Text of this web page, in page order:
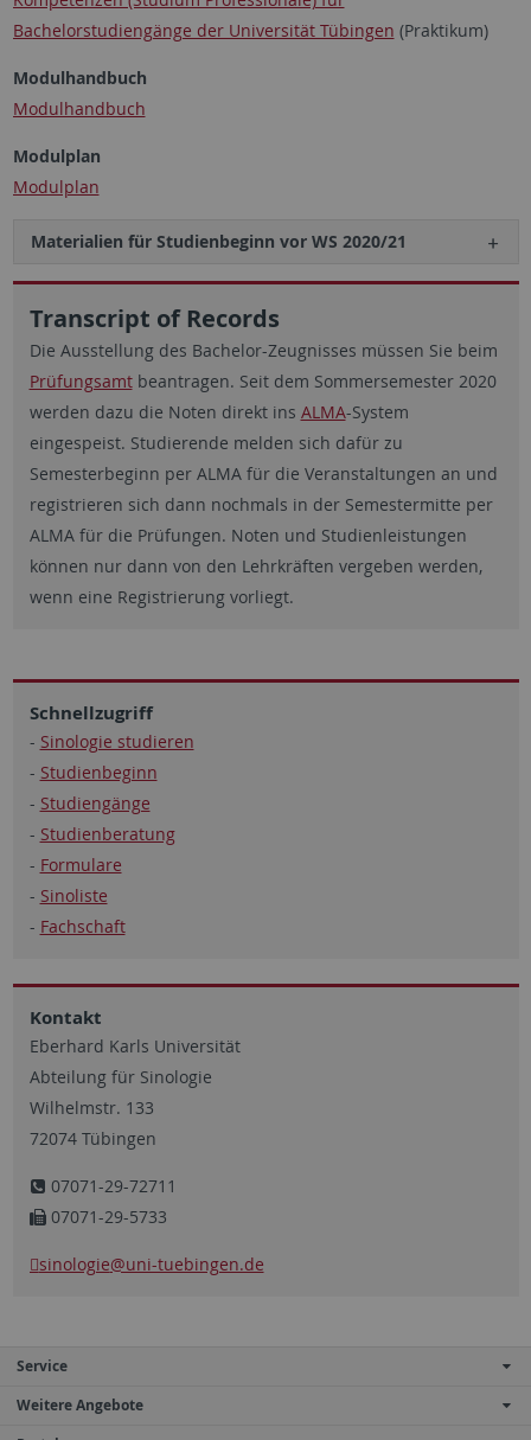
Bachelorstudiengänge der Universität Tübingen (Praktikum)
Modulhandbuch
Modulhandbuch
Modulplan
Modulplan
Materialien für Studienbeginn vor WS 2020/21
Transcript of Records
Die Ausstellung des Bachelor-Zeugnisses müssen Sie beim
Prüfungsamtbeantragen. Seit dem Sommersemester 2020
werden dazu die Noten direkt ins ALMA-System
eingespeist. Studierende melden sich dafür zu
Semesterbeginn per ALMA für die Veranstaltungen an und
registrieren sich dann nochmals in der Semestermitte per
ALMA für die Prüfungen. Noten und Studienleistungen
können nur dann von den Lehrkräften vergeben werden,
wenn eine Registrierung vorliegt.
Schnellzugriff
- Sinologie studieren
- Studienbeginn
- Studiengänge
- Studienberatung
- Formulare
- Sinoliste
- Fachschaft
Kontakt
Eberhard Karls Universität
Abteilung für Sinologie
Wilhelmstr. 133
72074 Tübingen
07071-29-72711
07071-29-5733
sinologie@uni-tuebingen.de
Service
Weitere Angebote